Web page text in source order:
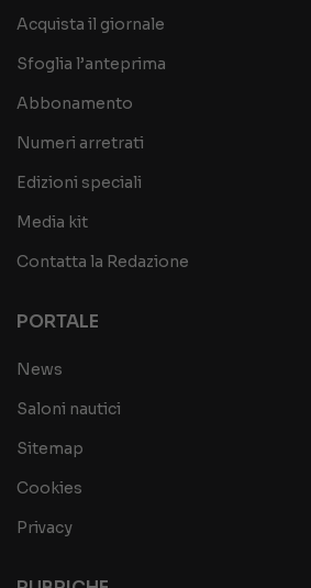
Acquista il giornale
Sfoglia l’anteprima
Abbonamento
Numeri arretrati
Edizioni speciali
Media kit
Contatta la Redazione
PORTALE
News
Saloni nautici
Sitemap
Cookies
Privacy